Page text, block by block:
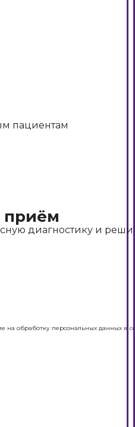
пациентам
приём
диагностику и
на обработку персональных данных в